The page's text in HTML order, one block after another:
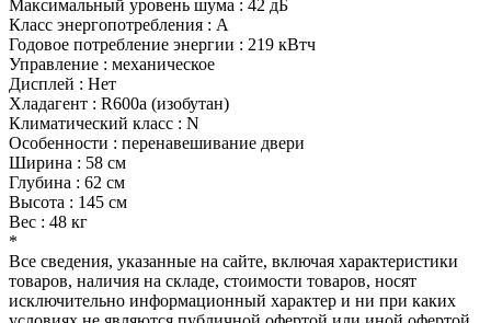
Максимальный уровень шума : 42 дБ
Класс энергопотребления : A
Годовое потребление энергии : 219 кВтч
Управление : механическое
Дисплей : Нет
Хладагент : R600a (изобутан)
Климатический класс : N
Особенности : перенавешивание двери
Ширина : 58 см
Глубина : 62 см
Высота : 145 см
Вес : 48 кг
*
Все сведения, указанные на сайте, включая характеристики
товаров, наличия на складе, стоимости товаров, носят
исключительно информационный характер и ни при каких